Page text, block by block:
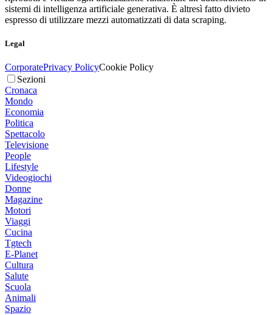
sistemi di intelligenza artificiale generativa. È altresì fatto divieto
espresso di utilizzare mezzi automatizzati di data scraping.
Legal
CorporatePrivacy PolicyCookie Policy
Sezioni
Cronaca
Mondo
Economia
Politica
Spettacolo
Televisione
People
Lifestyle
Videogiochi
Donne
Magazine
Motori
Viaggi
Cucina
Tgtech
E-Planet
Cultura
Salute
Scuola
Animali
Spazio